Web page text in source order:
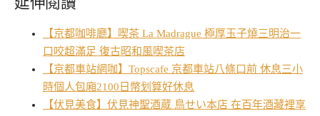
【京都咖啡廳】喫茶 La Madrague 極厚玉子燒三明治一
口咬超滿足 復古昭和風喫茶店
【京都車站網咖】Topscafe 京都車站八條口前 休息三小
時個人包廂2100日幣划算好休息
【伏見美食】伏見神聖酒蔵 鳥せい本店 在百年酒藏裡享